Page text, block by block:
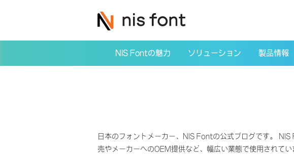
NIS Fontの魅力 ソリューション 製品情報
日本のフォントメーカー、NIS Fontの公式ブログです。
売やメーカーへのOEM提供など、幅広い業態で使用されてい